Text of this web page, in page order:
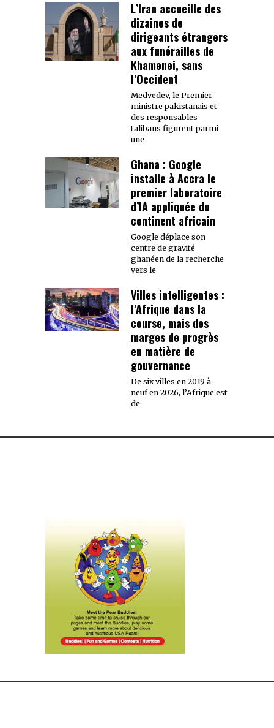
L’Iran accueille des
dizaines de
dirigeants étrangers
aux funérailles de
Khamenei, sans
l’Occident
Medvedev, le Premier
ministre pakistanais et
des responsables
talibans figurent parmi
une
Ghana : Google
installe à Accra le
premier laboratoire
d’IA appliquée du
continent africain
Google déplace son
centre de gravité
ghanéen de la recherche
vers le
Villes intelligentes :
l’Afrique dans la
course, mais des
marges de progrès
en matière de
gouvernance
De six villes en 2019 à
neuf en 2026, l’Afrique est
de